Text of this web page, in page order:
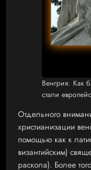
Венгрия. Как
стали
Отдельного
христианизации
помощью как к
византийским)
раскола). Более